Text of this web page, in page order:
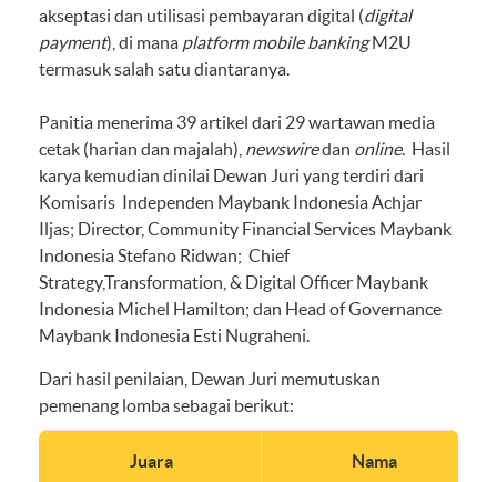
akseptasi dan utilisasi pembayaran digital (digital
payment), di mana platform mobile bankingM2U
termasuk salah satu diantaranya.
Panitia menerima 39 artikel dari 29 wartawan media
cetak (harian dan majalah), newswiredan online. Hasil
karya kemudian dinilai Dewan Juri yang terdiri dari
Komisaris Independen Maybank Indonesia Achjar
Iljas; Director, Community Financial Services Maybank
Indonesia Stefano Ridwan; Chief
Strategy,Transformation, & Digital Officer Maybank
Indonesia Michel Hamilton; dan Head of Governance
Maybank Indonesia Esti Nugraheni.
Dari hasil penilaian, Dewan Juri memutuskan
pemenang lomba sebagai berikut:
Juara Nama